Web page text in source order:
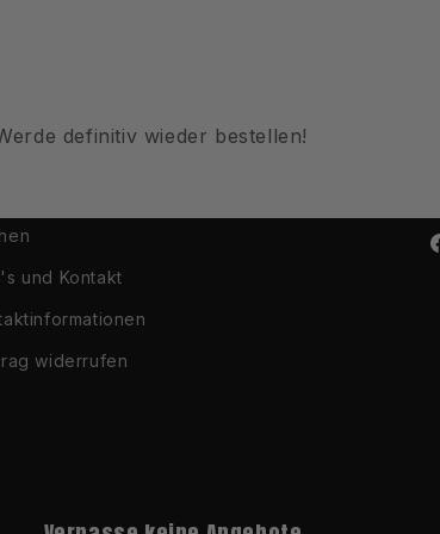
definitiv wieder bestellen!
und Kontakt
widerrufen